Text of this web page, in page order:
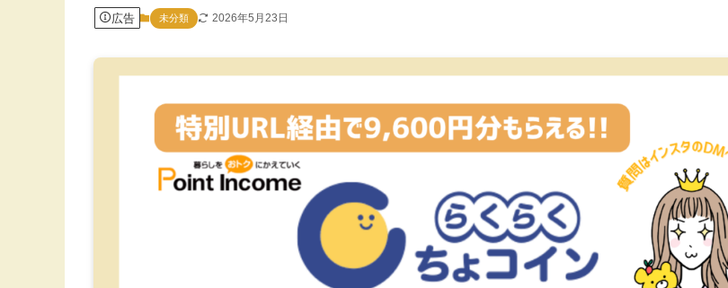
広告 未分類 2026年5月23日